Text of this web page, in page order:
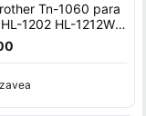
Tn-1060 para
1202 HL-1212W
DCP1617